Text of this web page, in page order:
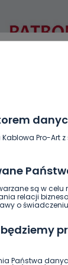
Pro-Art
są w
relacji
o
Państwa
I